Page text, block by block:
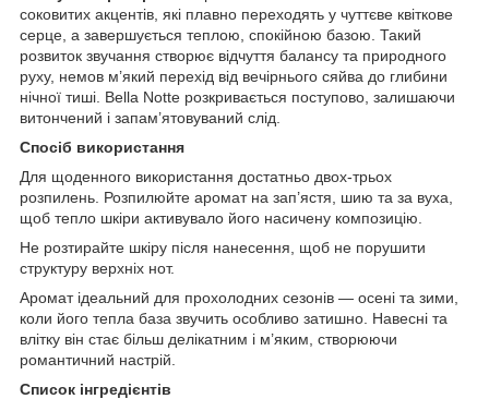
соковитих акцентів, які плавно переходять у чуттєве квіткове
серце, а завершується теплою, спокійною базою. Такий
розвиток звучання створює відчуття балансу та природного
руху, немов м’який перехід від вечірнього сяйва до глибини
нічної тиші. Bella Notte розкривається поступово, залишаючи
витончений і запам’ятовуваний слід.
Спосіб використання
Для щоденного використання достатньо двох-трьох
розпилень. Розпилюйте аромат на зап’ястя, шию та за вуха,
щоб тепло шкіри активувало його насичену композицію.
Не розтирайте шкіру після нанесення, щоб не порушити
структуру верхніх нот.
Аромат ідеальний для прохолодних сезонів — осені та зими,
коли його тепла база звучить особливо затишно. Навесні та
влітку він стає більш делікатним і м’яким, створюючи
романтичний настрій.
Список інгредієнтів